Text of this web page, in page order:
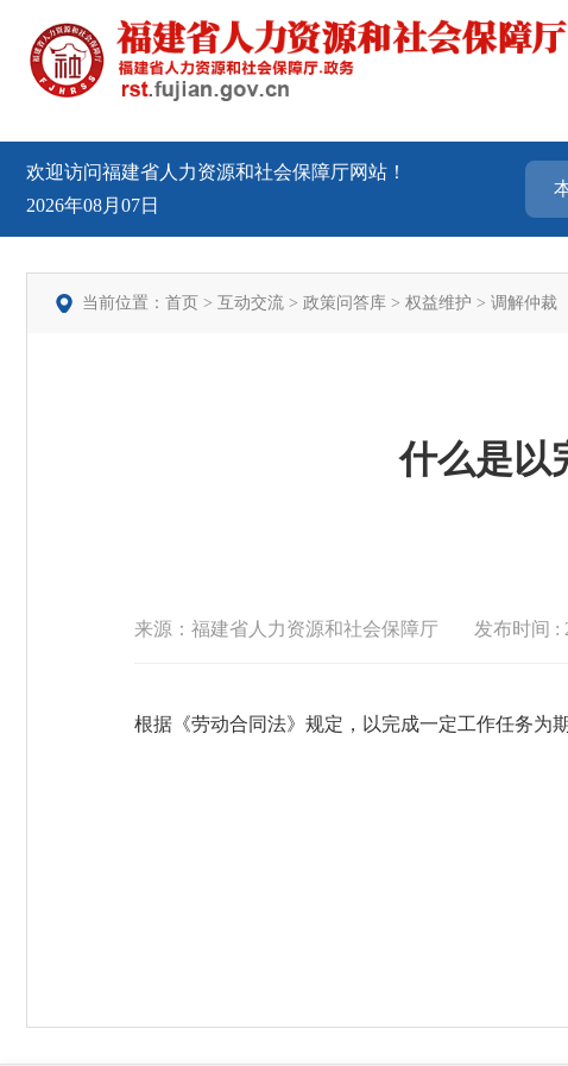
欢迎访问福建省人力资源和社会保障厅网站！
2026年08月07日
当前位置： 首页 > 互动交流 > 政策问答库 > 权益维护 > 调解仲裁
什么是以
来源：福建省人力资源和社会保障厅 发布时间 :
根据《劳动合同法》规定，以完成一定工作任务为